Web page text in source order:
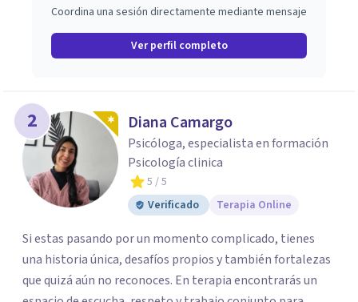
Coordina una sesión directamente mediante mensaje
Ver perfil completo
2 Diana Camargo
Psicóloga, especialista en formación
Psicología clinica
5 / 5
Verificado
Terapia Online
Si estas pasando por un momento complicado, tienes
una historia única, desafíos propios y también fortalezas
que quizá aún no reconoces. En terapia encontrarás un